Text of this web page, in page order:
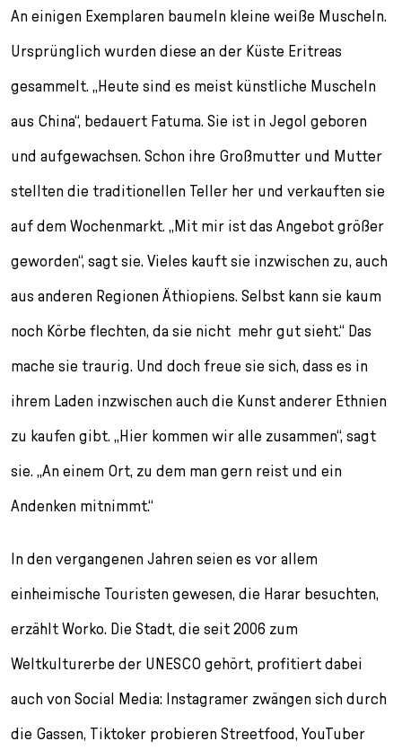
An einigen Exemplaren baumeln kleine weiße Muscheln.
Ursprünglich wurden diese an der Küste Eritreas
gesammelt. „Heute sind es meist künstliche Muscheln
aus China“, bedauert Fatuma. Sie ist in Jegol geboren
und aufgewachsen. Schon ihre Großmutter und Mutter
stellten die traditionellen Teller her und verkauften sie
auf dem Wochenmarkt. „Mit mir ist das Angebot größer
geworden“, sagt sie. Vieles kauft sie inzwischen zu, auch
aus anderen Regionen Äthiopiens. Selbst kann sie kaum
noch Körbe flechten, da sie nicht mehr gut sieht.“ Das
mache sie traurig. Und doch freue sie sich, dass es in
ihrem Laden inzwischen auch die Kunst anderer Ethnien
zu kaufen gibt. „Hier kommen wir alle zusammen“, sagt
sie. „An einem Ort, zu dem man gern reist und ein
Andenken mitnimmt.“
In den vergangenen Jahren seien es vor allem
einheimische Touristen gewesen, die Harar besuchten,
erzählt Worko. Die Stadt, die seit 2006 zum
Weltkulturerbe der UNESCO gehört, profitiert dabei
auch von Social Media: Instagramer zwängen sich durch
die Gassen, Tiktoker probieren Streetfood, YouTuber